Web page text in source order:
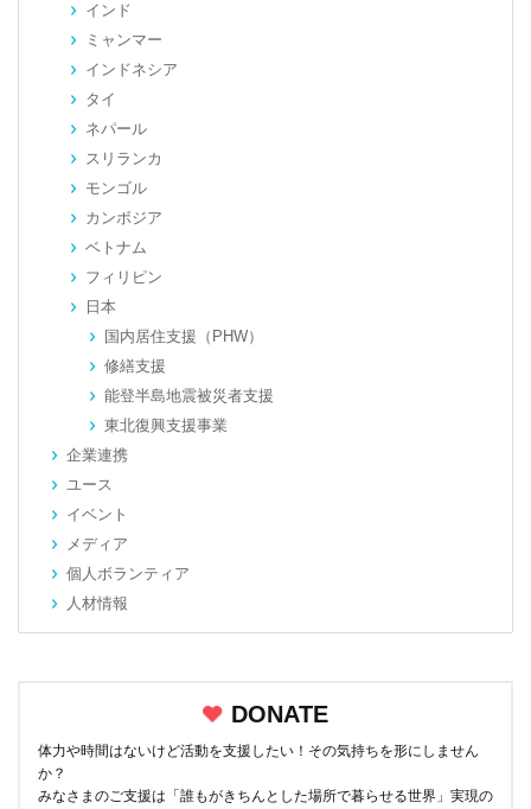
インド
ミャンマー
インドネシア
タイ
ネパール
スリランカ
モンゴル
カンボジア
ベトナム
フィリピン
日本
国内居住支援（PHW）
修繕支援
能登半島地震被災者支援
東北復興支援事業
企業連携
ユース
イベント
メディア
個人ボランティア
人材情報
DONATE
体力や時間はないけど活動を支援したい！その気持ちを形にしません
か？
みなさまのご支援は「誰もがきちんとした場所で暮らせる世界」実現の